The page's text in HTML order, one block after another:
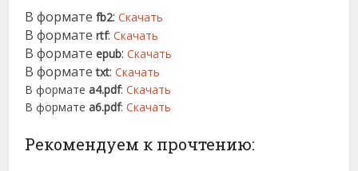
В форматеfb2:Скачать
В форматеrtf:Скачать
В форматеepub:Скачать
В форматеtxt:Скачать
В форматеa4.pdf:Скачать
В форматеa6.pdf:Скачать
Рекомендуем к прочтению: